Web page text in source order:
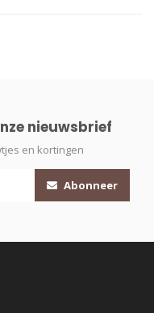
nieuwsbrief
en kortingen
Abonneer